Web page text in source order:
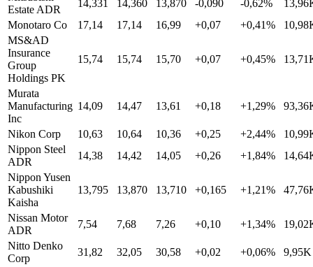
Estate ADR
14,331 14,360 13,870 -0,090 -0,62%
Monotaro Co
17,14 17,14 16,99 +0,07 +0,41%
MS&AD
Insurance
Group
Holdings PK
15,74 15,74 15,70 +0,07 +0,45%
Murata
Manufacturing
Inc
14,09 14,47 13,61 +0,18 +1,29%
Nikon Corp 10,63 10,64 10,36 +0,25 +2,44%
Nippon Steel
ADR
14,38 14,42 14,05 +0,26 +1,84%
Nippon Yusen
Kabushiki
Kaisha
13,795 13,870 13,710 +0,165 +1,21%
Nissan Motor
ADR
7,54 7,68 7,26 +0,10 +1,34%
Nitto Denko
Corp
31,82 32,05 30,58 +0,02 +0,06%
9,95K